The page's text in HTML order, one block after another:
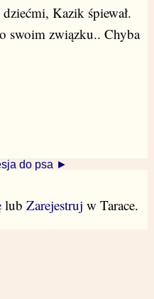
Kazik śpiewał.
swoim związku.. Chyba
do psa ►
lub Zarejestruj w Tarace.